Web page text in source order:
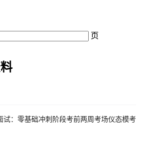
页
试：零基础冲刺阶段考前两周考场仪态模考